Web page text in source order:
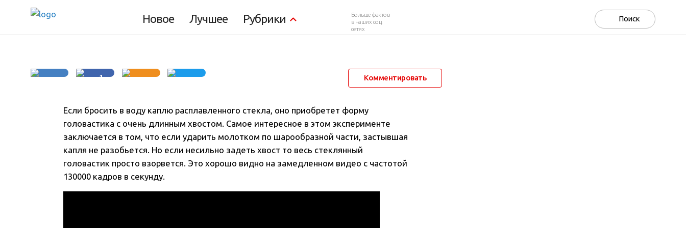
Новое Лучшее Рубрики
Больше фактов
в наших соц.
сетях
1 Комментировать
Если бросить в воду каплю расплавленного стекла, оно приобретет форму
головастика с очень длинным хвостом. Самое интересное в этом эксперименте
заключается в том, что если ударить молотком по шарообразной части, застывшая
капля не разобьется. Но если несильно задеть хвост то весь стеклянный
головастик просто взорвется. Это хорошо видно на замедленном видео с частотой
130000 кадров в секунду.